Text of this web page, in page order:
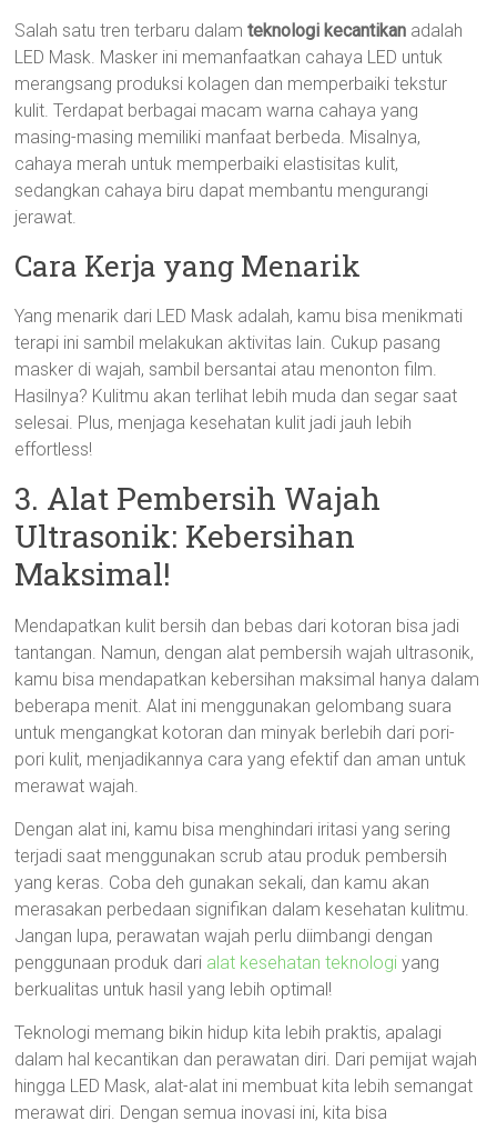
Salah satu tren terbaru dalamteknologi kecantikan adalah
LED Mask. Masker ini memanfaatkan cahaya LED untuk
merangsang produksi kolagen dan memperbaiki tekstur
kulit. Terdapat berbagai macam warna cahaya yang
masing-masing memiliki manfaat berbeda. Misalnya,
cahaya merah untuk memperbaiki elastisitas kulit,
sedangkan cahaya biru dapat membantu mengurangi
jerawat.
Cara Kerja yang Menarik
Yang menarik dari LED Mask adalah, kamu bisa menikmati
terapi ini sambil melakukan aktivitas lain. Cukup pasang
masker di wajah, sambil bersantai atau menonton film.
Hasilnya? Kulitmu akan terlihat lebih muda dan segar saat
selesai. Plus, menjaga kesehatan kulit jadi jauh lebih
effortless!
3. Alat Pembersih Wajah
Ultrasonik: Kebersihan
Maksimal!
Mendapatkan kulit bersih dan bebas dari kotoran bisa jadi
tantangan. Namun, dengan alat pembersih wajah ultrasonik,
kamu bisa mendapatkan kebersihan maksimal hanya dalam
beberapa menit. Alat ini menggunakan gelombang suara
untuk mengangkat kotoran dan minyak berlebih dari pori-
pori kulit, menjadikannya cara yang efektif dan aman untuk
merawat wajah.
Dengan alat ini, kamu bisa menghindari iritasi yang sering
terjadi saat menggunakan scrub atau produk pembersih
yang keras. Coba deh gunakan sekali, dan kamu akan
merasakan perbedaan signifikan dalam kesehatan kulitmu.
Jangan lupa, perawatan wajah perlu diimbangi dengan
penggunaan produk dari alat kesehatan teknologi yang
berkualitas untuk hasil yang lebih optimal!
Teknologi memang bikin hidup kita lebih praktis, apalagi
dalam hal kecantikan dan perawatan diri. Dari pemijat wajah
hingga LED Mask, alat-alat ini membuat kita lebih semangat
merawat diri. Dengan semua inovasi ini, kita bisa